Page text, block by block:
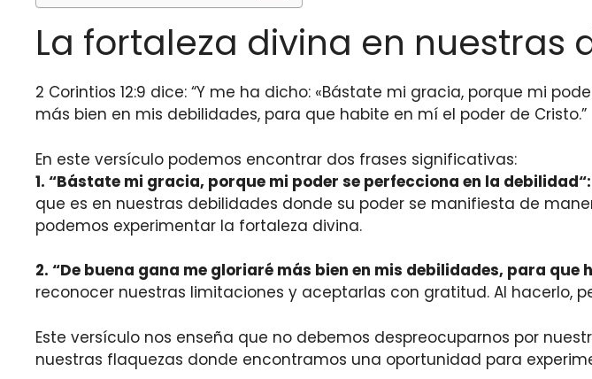
La fortaleza divina en nuestras
2 Corintios 12:9 dice: “Y me ha dicho: «Bástate mi gracia, porque mi
más bien en mis debilidades, para que habite en mí el poder de Cristo.”
En este versículo podemos encontrar dos frases significativas:
1. “Bástate mi gracia, porque mi poder se perfecciona en la debilidad“:
que es en nuestras debilidades donde su poder se manifiesta de
podemos experimentar la fortaleza divina.
2. “De buena gana me gloriaré más bien en mis debilidades, para que
reconocer nuestras limitaciones y aceptarlas con gratitud. Al hacerlo,
Este versículo nos enseña que no debemos despreocuparnos por
nuestras flaquezas donde encontramos una oportunidad para